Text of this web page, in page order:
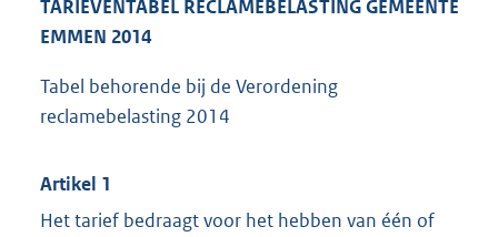
TARIEVENTABEL RECLAMEBELASTING GEMEENTE
EMMEN 2014
Tabel behorende bij de Verordening
reclamebelasting 2014
Artikel 1
Het tarief bedraagt voor het hebben van één of